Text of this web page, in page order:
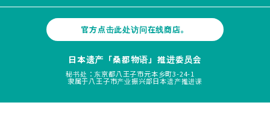
官方点击此处访问在线商店。
日本遗产「桑都物语」推进委员会
秘书处：东京都八王子市元本乡町3-24-1
隶属于八王子市产业振兴部日本遗产推进课